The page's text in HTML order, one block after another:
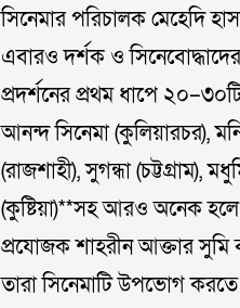
সিনেমার পরিচালক মেহেদি
এবারও দর্শক ও
প্রদর্শনের প্রথম ধাপে
আনন্দ সিনেমা (কুলিয়ারচর),
(রাজশাহী), সুগন্ধা (চট্টগ্রাম),
(কুষ্টিয়া)**সহ আরও অনেক
প্রযোজক শাহরীন আক্তার সুমি
তারা সিনেমাটি উপভোগ